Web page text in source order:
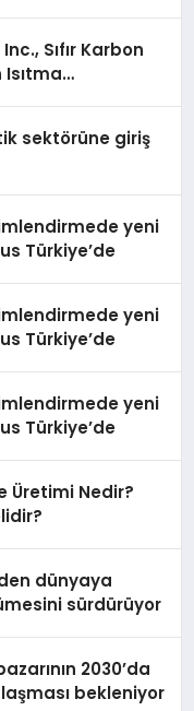
Sıfır Karbon
Isıtma
sektörüne giriş
yeni
Türkiye’de
yeni
Türkiye’de
yeni
Türkiye’de
Üretimi Nedir?
dünyaya
sürdürüyor
2030’da
bekleniyor